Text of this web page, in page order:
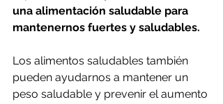
una alimentación saludable para
mantenernos fuertes y saludables.
Los alimentos saludables también
pueden ayudarnos a mantener un
peso saludable y prevenir el aumento